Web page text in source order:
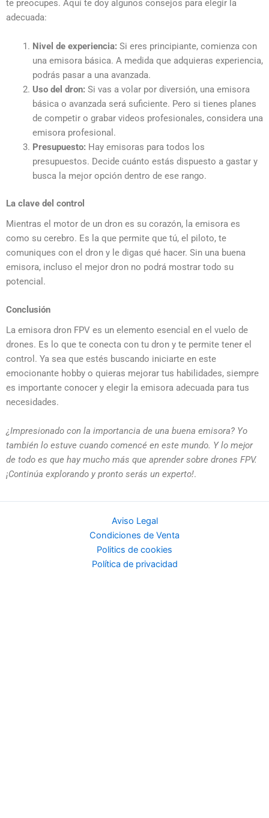
te preocupes. Aquí te doy algunos consejos para elegir la
adecuada:
Nivel de experiencia: Si eres principiante, comienza con
una emisora básica. A medida que adquieras experiencia,
podrás pasar a una avanzada.
Uso del dron: Si vas a volar por diversión, una emisora
básica o avanzada será suficiente. Pero si tienes planes
de competir o grabar videos profesionales, considera una
emisora profesional.
Presupuesto: Hay emisoras para todos los
presupuestos. Decide cuánto estás dispuesto a gastar y
busca la mejor opción dentro de ese rango.
La clave del control
Mientras el motor de un dron es su corazón, la emisora es
como su cerebro. Es la que permite que tú, el piloto, te
comuniques con el dron y le digas qué hacer. Sin una buena
emisora, incluso el mejor dron no podrá mostrar todo su
potencial.
Conclusión
La emisora dron FPV es un elemento esencial en el vuelo de
drones. Es lo que te conecta con tu dron y te permite tener el
control. Ya sea que estés buscando iniciarte en este
emocionante hobby o quieras mejorar tus habilidades, siempre
es importante conocer y elegir la emisora adecuada para tus
necesidades.
¿Impresionado con la importancia de una buena emisora? Yo
también lo estuve cuando comencé en este mundo. Y lo mejor
de todo es que hay mucho más que aprender sobre drones FPV.
¡Continúa explorando y pronto serás un experto!.
Aviso Legal
Condiciones de Venta
Politics de cookies
Política de privacidad